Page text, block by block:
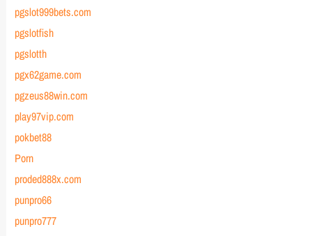
pgslot999bets.com
pgslotfish
pgslotth
pgx62game.com
pgzeus88win.com
play97vip.com
pokbet88
Porn
proded888x.com
punpro66
punpro777